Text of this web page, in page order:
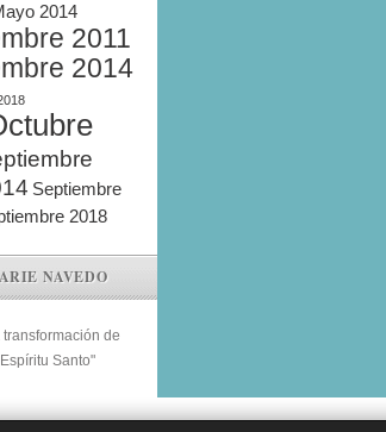
2014
2011
2014
Septiembre
2018
NAVEDO
de
Santo"